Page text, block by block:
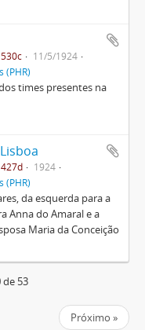
11/5/1924
(PHR)
times presentes na
1924
(PHR)
da esquerda para a
Anna do Amaral e a
Maria da Conceição
de 53
Próximo »